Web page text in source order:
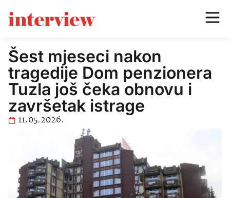
Šest mjeseci nakon
tragedije Dom penzionera
Tuzla još čeka obnovu i
završetak istrage
11.05.2026.